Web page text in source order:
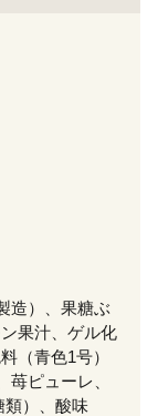
）、果糖ぶ
果汁、ゲル化
（青色1号）
ピューレ、
類）、酸味